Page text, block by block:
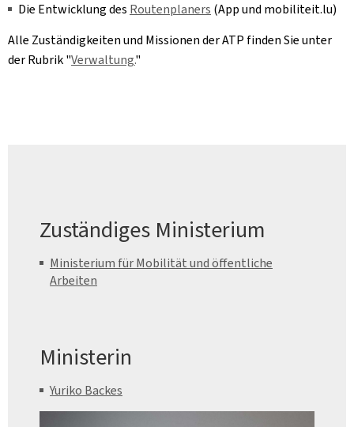
Die Entwicklung des Routenplaners (App und mobiliteit.lu)
Alle Zuständigkeiten und Missionen der ATP finden Sie unter
der Rubrik "Verwaltung."
Zuständiges Ministerium
Ministerium für Mobilität und öffentliche
Arbeiten
Ministerin
Yuriko Backes